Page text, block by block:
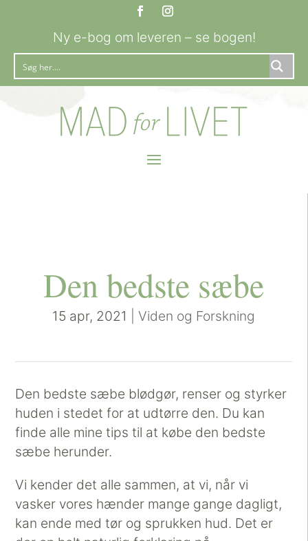
Ny e-bog om leveren – se bogen!
Den bedste sæbe
15 apr, 2021 Viden og Forskning
Den bedste sæbe blødgør, renser og styrker
huden i stedet for at udtørre den. Du kan
finde alle mine tips til at købe den bedste
sæbe herunder.
Vi kender det alle sammen, at vi, når vi
vasker vores hænder mange gange dagligt,
kan ende med tør og sprukken hud. Det er